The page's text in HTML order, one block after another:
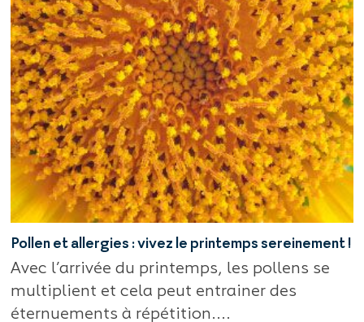
Pollen et allergies : vivez le printemps sereinement !
Avec l’arrivée du printemps, les pollens se
multiplient et cela peut entrainer des
éternuements à répétition....